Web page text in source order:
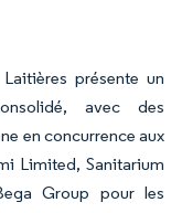
présente un
avec des
en concurrence aux
Limited, Sanitarium
Group pour les